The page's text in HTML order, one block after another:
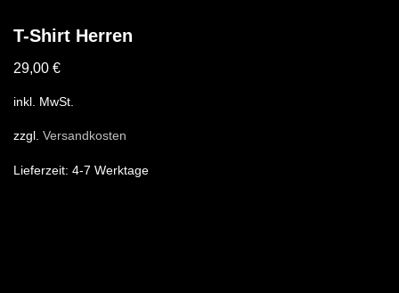
T-Shirt Herren
29,00 €
inkl. MwSt.
zzgl. Versandkosten
Lieferzeit: 4-7 Werktage